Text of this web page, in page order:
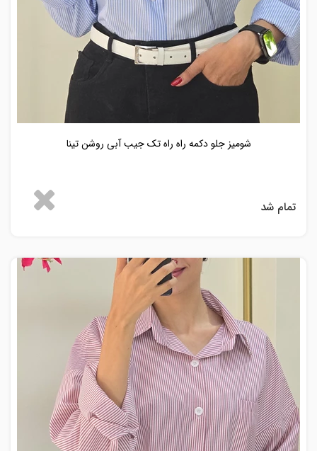
شومیز جلو دکمه راه راه تک جیب آبی روشن تینا
تمام شد